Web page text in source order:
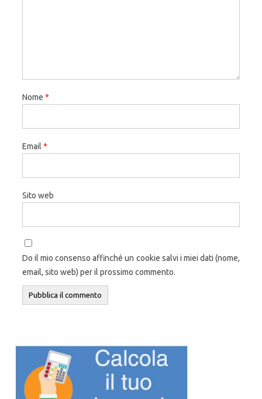
Nome *
Email *
Sito web
Do il mio consenso affinché un cookie salvi i miei dati (nome,
email, sito web) per il prossimo commento.